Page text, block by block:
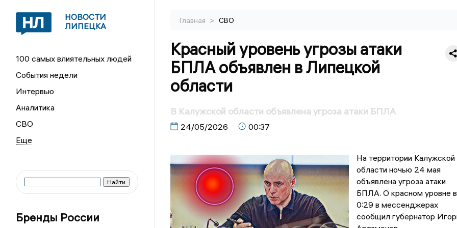
НОВОСТИ
ЛИПЕЦКА
100 самых влиятельных людей
События недели
Интервью
Аналитика
СВО
Бренды России
Главная > СВО
Красный уровень угрозы атаки
БПЛА объявлен в Липецкой
области
В Калужской области объявлена угроза атаки БПЛА
24/05/2026 00:37
На территории Калужской
области ночью 24 мая
объявлена угроза атаки
БПЛА. О красном уровне в
0:29 в мессенджерах
сообщил губернатор